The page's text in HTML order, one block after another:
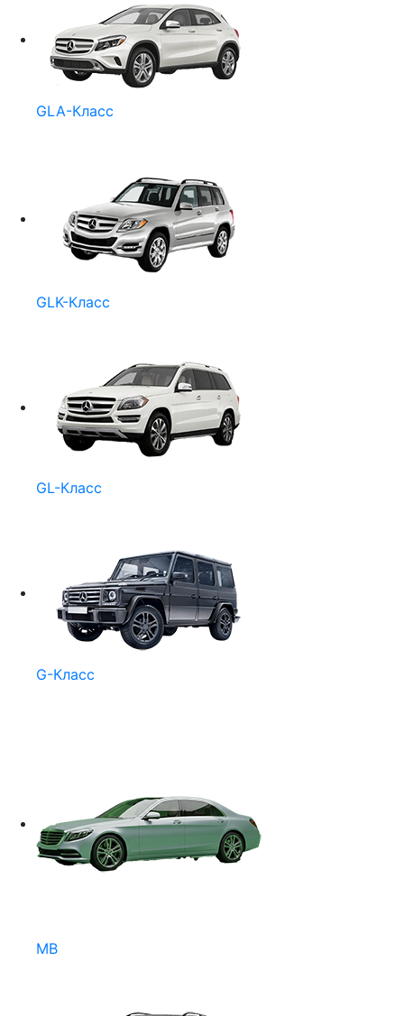
GLA-Класс
GLK-Класс
GL-Класс
G-Класс
MB